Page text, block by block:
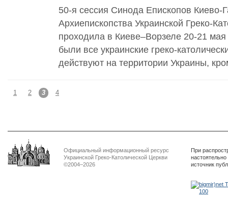
50-я сессия Синода Епископов Киево-
Архиепископства Украинской Греко-
проходила в Киеве–Ворзеле 20-21
были все украинские греко-
действуют на территории Украины,
1 2 3 4
Официальный информационный ресурс
Украинской Греко-Католической Церкви
©2004–2026
При
источник